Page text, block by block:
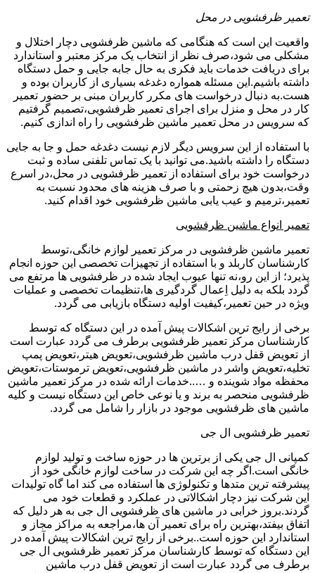
تعمیر ظرفشویی در محل
واقعیت این است که هنگامی که ماشین ظرفشویی دچار اختلال و
مشکلی می شود،صرف نظر از انتخاب یک مرکز معتبر و استاندارد
برای دریافت خدمات باید فکری به حال جابه جایی و حمل دستگاه
داشته باشیم.این مسئله همواره دغدغه بسیاری از کاربران بوده و
هست.به دنبال درخواست های مکرر کاربران مبنی بر حضور تعمیر
کار در محل و منزل برای اجرای تعمیر ظرفشویی،تصمیم گرفتیم
که سرویس در محل تعمیر ماشین ظرفشویی را راه اندازی کنیم.
با استفاده از این سرویس دیگر لازم نیست دغدغه حمل و جا به جایی
دستگاه را داشته باشید.می توانید با یک تماس تلفنی ساده و ثبت
درخواست خود برای استفاده از تعمیر ظرفشویی در محل،در اسرع
وقت،بدون هیچ زحمتی و با صرف هزینه های محدود نسبت به
تعمیر،ترمیم و عیب یابی ماشین ظرفشویی خود اقدام کنید.
تعمیر انواع ماشین ظرفشویی
تعمیر ماشین ظرفشویی در مرکز تعمیر لوازم خانگی،توسط
کارشناسان کاربلد و با استفاده از تجهیزات تخصصی این حوزه انجام
پذیرد؛ از این رو،نه تنها عیوب ایجاد شده در ظرفشویی ها مرتفع می
گردد بلکه به دلیل اِعمال گردگیری ها،تنظیمات تخصصی و عملیات
ویژه در حین تعمیر،کیفیت اولیه دستگاه بازیابی می گردد.
برخی از رایج ترین اشکالات پیش آمده در این دستگاه که توسط
کارشناسان مرکز تعمیر ظرفشویی برطرف می گردد عبارت است
از تعویض قفل درب ماشین ظرفشویی،تعویض هیتر،تعویض پمپ
تخلیه،تعویض واشر در ماشین ظرفشویی،تعویض ترموستات،تعویض
محفظه مواد شوینده و …..خدمات ارائه شده در مرکز تعمیر ماشین
ظرفشویی منحصر به برند و یا نوعی خاص این دستگاه نیست و کلیه
ماشین های ظرفشویی موجود در بازار را شامل می گردد.
تعمیر ظرفشویی ال جی
کمپانی ال جی یکی از برترین ها در حوزه ساخت و تولید لوازم
خانگی است.اگر چه این شرکت در ساخت لوازم خانگی خود از
پیشرفته ترین متدها و تکنولوژی ها استفاده می کند اما گاه تولیدات
این شرکت نیز دچار اشکالاتی در عملکرد و قطعات خود می
گردند.بروز خرابی در ماشین های ظرفشویی ال جی به هر دلیل که
اتفاق بیفتد،بهترین راه برای تعمیر آن ها،مراجعه به مراکز مجاز و
استاندارد این حوزه است..برخی از رایج ترین اشکالات پیش آمده در
این دستگاه که توسط کارشناسان مرکز تعمیر ظرفشویی ال جی
برطرف می گردد عبارت است از تعویض قفل درب ماشین